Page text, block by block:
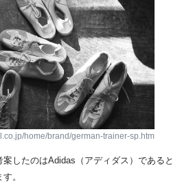
home/brand/german-trainer-sp.htm
したのはAdidas（アディダス）であると
。